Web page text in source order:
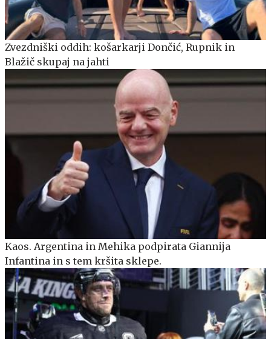
Zvezdniški oddih: košarkarji Dončić, Rupnik in
Blažič skupaj na jahti
Kaos. Argentina in Mehika podpirata Giannija
Infantina in s tem kršita sklepe.